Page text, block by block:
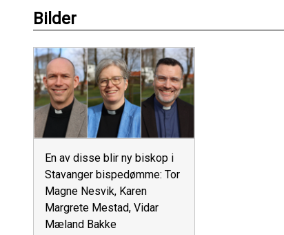
Bilder
En av disse blir ny biskop i
Stavanger bispedømme: Tor
Magne Nesvik, Karen
Margrete Mestad, Vidar
Mæland Bakke